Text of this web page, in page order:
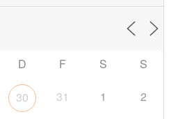
D F S S
30 31 1 2